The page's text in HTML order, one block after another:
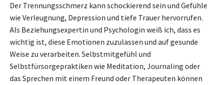
Der Trennungsschmerz kann schockierend sein und Gefühle
wie Verleugnung, Depression und tiefe Trauer hervorrufen.
Als Beziehungsexpertin und Psychologin weiß ich, dass es
wichtig ist, diese Emotionen zuzulassen und auf gesunde
Weise zu verarbeiten. Selbstmitgefühl und
Selbstfürsorgepraktiken wie Meditation, Journaling oder
das Sprechen mit einem Freund oder Therapeuten können